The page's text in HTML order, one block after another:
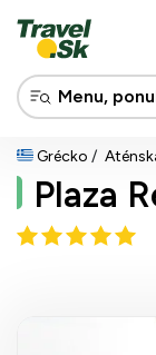
Grécko
Plaza